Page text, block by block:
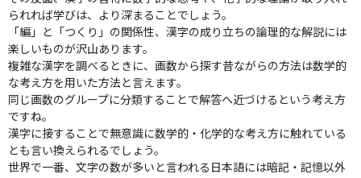
られれば学びは、より深まることでしょう。
「編」と「つくり」の関係性、漢字の成り立ちの論理的な解説には
楽しいものが沢山あります。
複雑な漢字を調べるときに、画数から探す昔ながらの方法は数学的
な考え方を用いた方法と言えます。
同じ画数のグループに分類することで解答へ近づけるという考え方
ですね。
漢字に接することで無意識に数学的・化学的な考え方に触れている
とも言い換えられるでしょう。
世界で一番、文字の数が多いと言われる日本語には暗記・記憶以外